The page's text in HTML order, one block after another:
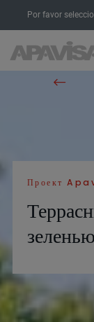
Por favor
Проект